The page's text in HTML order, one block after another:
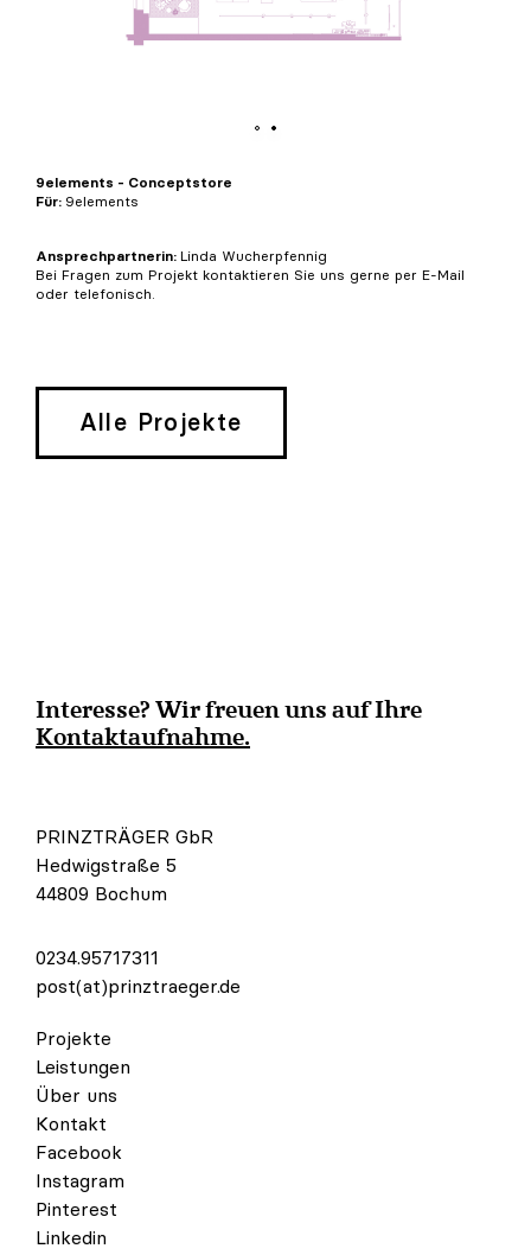
9elements - Conceptstore
Für: 9elements
Ansprechpartnerin: Linda Wucherpfennig
Bei Fragen zum Projekt kontaktieren Sie uns gerne per E-Mail
oder telefonisch.
Alle Projekte
Interesse? Wir freuen uns auf Ihre
Kontaktaufnahme.
PRINZTRÄGER GbR
Hedwigstraße 5
44809 Bochum
0234.95717311
post(at)prinztraeger.de
Projekte
Leistungen
Über uns
Kontakt
Facebook
Instagram
Pinterest
Linkedin